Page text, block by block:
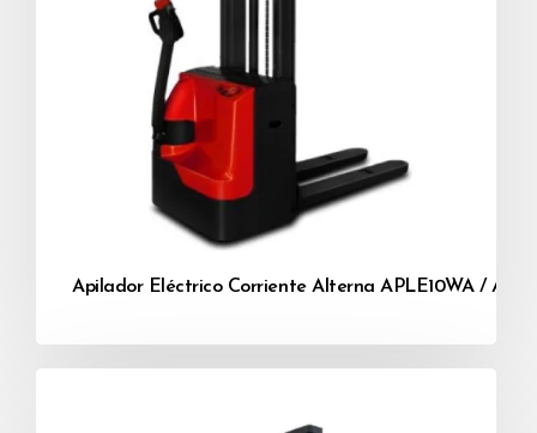
Apilador Eléctrico Corriente Alterna APLE10WA /